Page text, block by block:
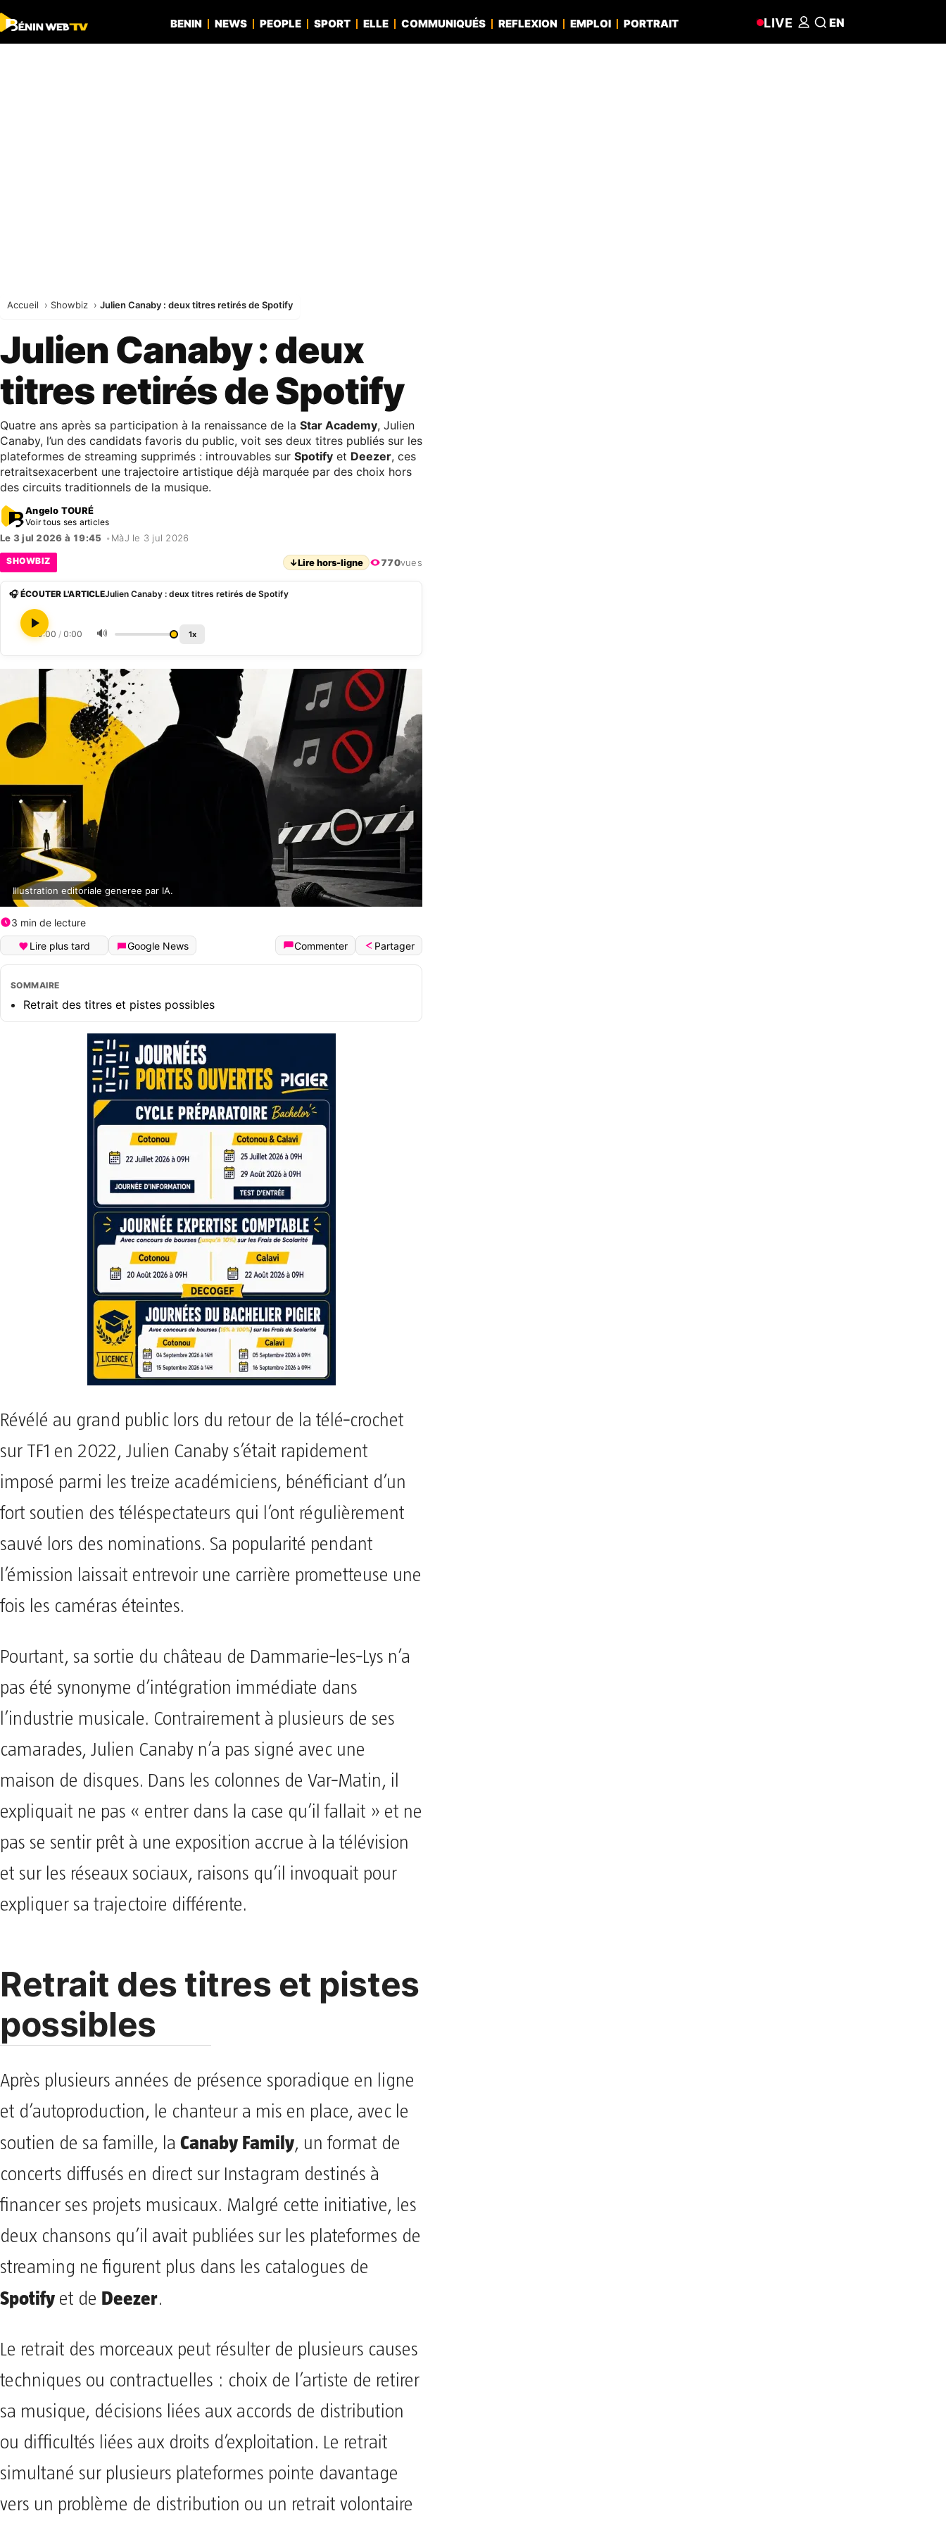
BENIN NEWS PEOPLE SPORT ELLE COMMUNIQUÉS REFLEXION EMPLOI PORTRAIT LIVE EN
Accueil Showbiz Julien Canaby : deux titres retirés de Spotify
Julien Canaby : deux
titres retirés de Spotify
Quatre ans après sa participation à la renaissance de la Star Academy, Julien
Canaby, l’un des candidats favoris du public, voit ses deux titres publiés sur les
plateformes de streaming supprimés : introuvables sur Spotify et Deezer, ces
retraitsexacerbent une trajectoire artistique déjà marquée par des choix hors
des circuits traditionnels de la musique.
Angelo TOURÉ
Voir tous ses articles
Le 3 jul 2026 à 19:45 • MàJ le 3 jul 2026
SHOWBIZ ↓Lire hors-ligne 770vues
🎧 ÉCOUTER L'ARTICLEJulien Canaby : deux titres retirés de Spotify
0:00 / 0:00 🔊 1x
Illustration editoriale generee par IA.
3 min de lecture
Lire plus tard
Google News Commenter Partager
SOMMAIRE
Retrait des titres et pistes possibles
Révélé au grand public lors du retour de la télé‑crochet
sur TF1 en 2022, Julien Canaby s’était rapidement
imposé parmi les treize académiciens, bénéficiant d’un
fort soutien des téléspectateurs qui l’ont régulièrement
sauvé lors des nominations. Sa popularité pendant
l’émission laissait entrevoir une carrière prometteuse une
fois les caméras éteintes.
Pourtant, sa sortie du château de Dammarie‑les‑Lys n’a
pas été synonyme d’intégration immédiate dans
l’industrie musicale. Contrairement à plusieurs de ses
camarades, Julien Canaby n’a pas signé avec une
maison de disques. Dans les colonnes de Var‑Matin, il
expliquait ne pas « entrer dans la case qu’il fallait » et ne
pas se sentir prêt à une exposition accrue à la télévision
et sur les réseaux sociaux, raisons qu’il invoquait pour
expliquer sa trajectoire différente.
Retrait des titres et pistes
possibles
Après plusieurs années de présence sporadique en ligne
et d’autoproduction, le chanteur a mis en place, avec le
soutien de sa famille, la Canaby Family, un format de
concerts diffusés en direct sur Instagram destinés à
financer ses projets musicaux. Malgré cette initiative, les
deux chansons qu’il avait publiées sur les plateformes de
streaming ne figurent plus dans les catalogues de
Spotify et de Deezer.
Le retrait des morceaux peut résulter de plusieurs causes
techniques ou contractuelles : choix de l’artiste de retirer
sa musique, décisions liées aux accords de distribution
ou difficultés liées aux droits d’exploitation. Le retrait
simultané sur plusieurs plateformes pointe davantage
vers un problème de distribution ou un retrait volontaire